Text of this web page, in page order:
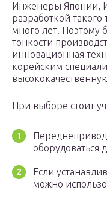
Инженеры Японии,
разработкой такого
много лет. Поэтому
тонкости
инновационная
корейским
При выборе стоит
оборудоваться
Если
можно